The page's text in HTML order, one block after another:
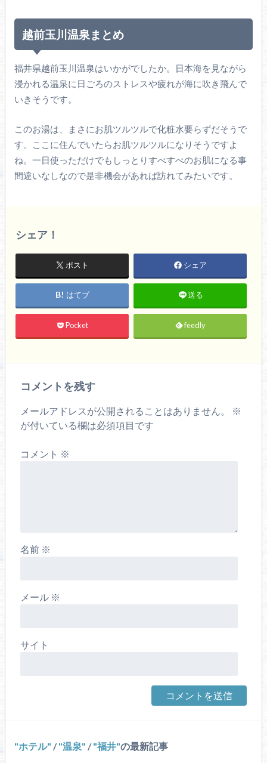
越前玉川温泉まとめ
福井県越前玉川温泉はいかがでしたか。日本海を見ながら
浸かれる温泉に日ごろのストレスや疲れが海に吹き飛んで
いきそうです。
このお湯は、まさにお肌ツルツルで化粧水要らずだそうで
す。ここに住んでいたらお肌ツルツルになりそうですよ
ね。一日使っただけでもしっとりすべすべのお肌になる事
間違いなしなので是非機会があれば訪れてみたいです。
シェア！
ポスト シェア
はてブ 送る
Pocket feedly
コメントを残す
メールアドレスが公開されることはありません。
※
が付いている欄は必須項目です
コメント ※
名前 ※
メール ※
サイト
ホテル / 温泉 / 福井 の最新記事